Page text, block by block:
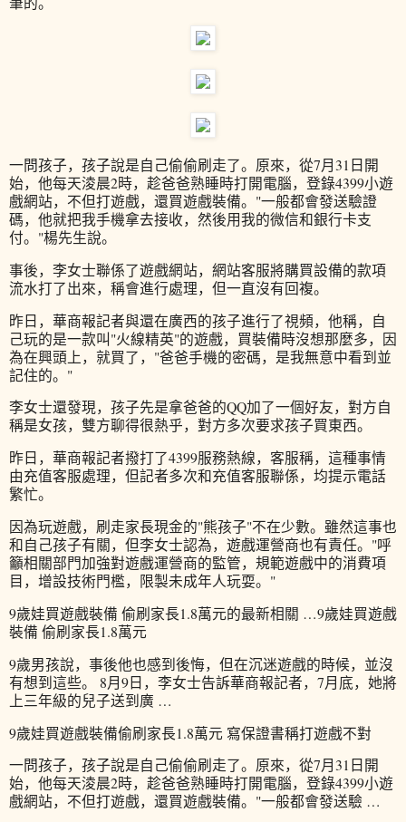
一問孩子，孩子說是自己偷偷刷走了。原來，從7月31日開
始，他每天淩晨2時，趁爸爸熟睡時打開電腦，登錄4399小遊
戲網站，不但打遊戲，還買遊戲裝備。"一般都會發送驗證
碼，他就把我手機拿去接收，然後用我的微信和銀行卡支
付。"楊先生說。
事後，李女士聯係了遊戲網站，網站客服將購買設備的款項
流水打了出來，稱會進行處理，但一直沒有回複。
昨日，華商報記者與還在廣西的孩子進行了視頻，他稱，自
己玩的是一款叫"火線精英"的遊戲，買裝備時沒想那麼多，因
為在興頭上，就買了，"爸爸手機的密碼，是我無意中看到並
記住的。"
李女士還發現，孩子先是拿爸爸的QQ加了一個好友，對方自
稱是女孩，雙方聊得很熱乎，對方多次要求孩子買東西。
昨日，華商報記者撥打了4399服務熱線，客服稱，這種事情
由充值客服處理，但記者多次和充值客服聯係，均提示電話
繁忙。
因為玩遊戲，刷走家長現金的"熊孩子"不在少數。雖然這事也
和自己孩子有關，但李女士認為，遊戲運營商也有責任。"呼
籲相關部門加強對遊戲運營商的監管，規範遊戲中的消費項
目，增設技術門檻，限製未成年人玩耍。"
9歲娃買遊戲裝備 偷刷家長1.8萬元的最新相關 …9歲娃買遊戲
裝備 偷刷家長1.8萬元
9歲男孩說，事後他也感到後悔，但在沉迷遊戲的時候，並沒
有想到這些。 8月9日，李女士告訴華商報記者，7月底，她將
上三年級的兒子送到廣 …
9歲娃買遊戲裝備偷刷家長1.8萬元 寫保證書稱打遊戲不對
一問孩子，孩子說是自己偷偷刷走了。原來，從7月31日開
始，他每天淩晨2時，趁爸爸熟睡時打開電腦，登錄4399小遊
戲網站，不但打遊戲，還買遊戲裝備。"一般都會發送驗 …